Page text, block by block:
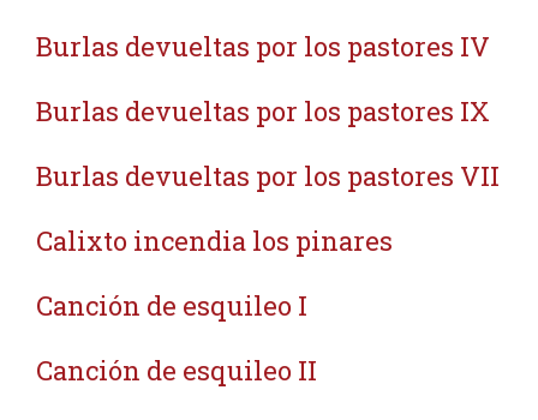
Burlas devueltas por los pastores IV
Burlas devueltas por los pastores IX
Burlas devueltas por los pastores VII
Calixto incendia los pinares
Canción de esquileo I
Canción de esquileo II